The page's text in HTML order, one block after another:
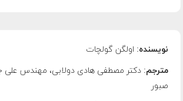
نویسنده: اولگن گولچات
مترجم: دکتر مصطفی هادی دولابی، مهندس
صبور